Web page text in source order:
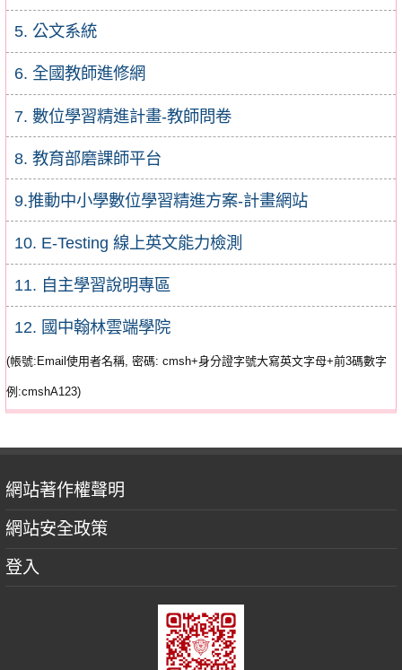
5. 公文系統
6. 全國教師進修網
7. 數位學習精進計畫-教師問卷
8. 教育部磨課師平台
9.推動中小學數位學習精進方案-計畫網站
10. E-Testing 線上英文能力檢測
11. 自主學習說明專區
12. 國中翰林雲端學院
(帳號:Email使用者名稱, 密碼: cmsh+身分證字號大寫英文字母+前3碼數字
例:cmshA123)
網站著作權聲明
網站安全政策
登入